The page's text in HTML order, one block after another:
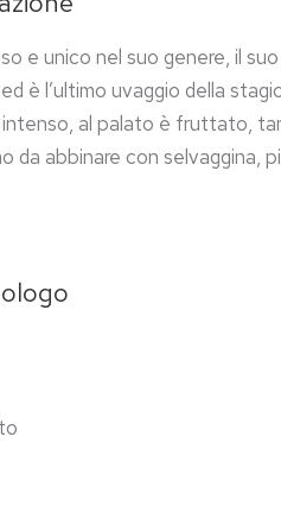
e unico nel suo genere, il
è l’ultimo uvaggio della
al palato è fruttato,
da abbinare con selvaggina,